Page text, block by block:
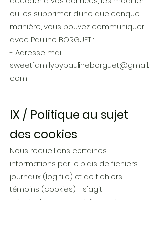
ou les supprimer d’une quelconque
manière, vous pouvez communiquer
avec Pauline BORGUET :
- Adresse mail :
sweetfamilybypaulineborguet@gmail.
com
IX / Politique au sujet
des cookies
Nous recueillons certaines
informations par le biais de fichiers
journaux (log file) et de fichiers
témoins (cookies). Il s'agit
principalement des informations